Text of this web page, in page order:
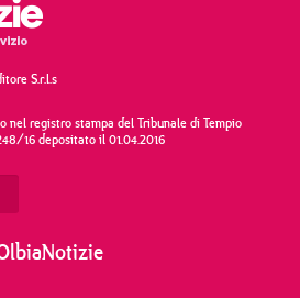
S.r.l.s
nel registro stampa del Tribunale di Tempio
16 depositato il 01.04.2016